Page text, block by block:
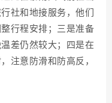
社和地接服务，他们
行程安排；三是准备
差仍然较大；四是在
注意防滑和防高反，